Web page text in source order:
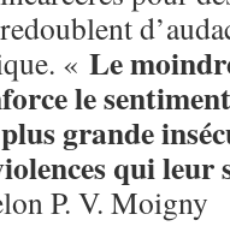
« Le
le
grande
qui leur
P. V. Moigny